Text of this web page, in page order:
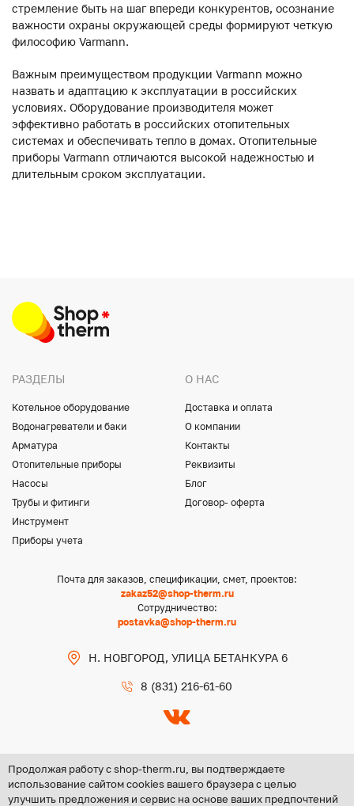
стремление быть на шаг впереди конкурентов, осознание
важности охраны окружающей среды формируют четкую
философию Varmann.
Важным преимуществом продукции Varmann можно
назвать и адаптацию к эксплуатации в российских
условиях. Оборудование производителя может
эффективно работать в российских отопительных
системах и обеспечивать тепло в домах. Отопительные
приборы Varmann отличаются высокой надежностью и
длительным сроком эксплуатации.
РАЗДЕЛЫ
Котельное оборудование
Водонагреватели и баки
Арматура
Отопительные приборы
Насосы
Трубы и фитинги
Инструмент
Приборы учета
О НАС
Доставка и оплата
О компании
Контакты
Реквизиты
Блог
Договор- оферта
Почта для заказов, спецификации, смет, проектов:
zakaz52@shop-therm.ru
Сотрудничество:
postavka@shop-therm.ru
Н. НОВГОРОД, УЛИЦА БЕТАНКУРА 6
8 (831) 216-61-60
Copyright @ 2026 ООО «ЦЕНТР ГРУПП НН»
Продолжая работу с shop-therm.ru, вы подтверждаете
использование сайтом cookies вашего браузера с целью
улучшить предложения и сервис на основе ваших предпочтений